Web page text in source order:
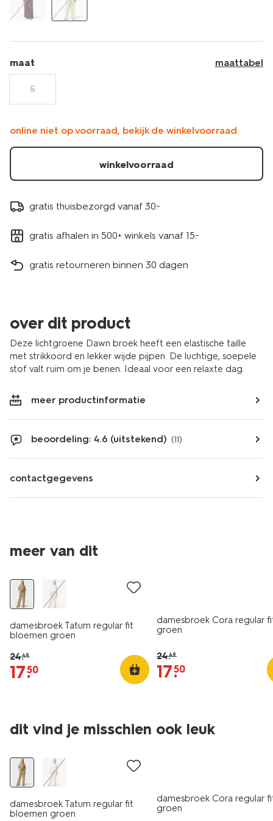
maat maattabel
S
online niet op voorraad, bekijk de winkelvoorraad
winkelvoorraad
gratis thuisbezorgd vanaf 30.-
gratis afhalen in 500+ winkels vanaf 15.-
gratis retourneren binnen 30 dagen
over dit product
Deze lichtgroene Dawn broek heeft een elastische taille
met strikkoord en lekker wijde pijpen. De luchtige, soepele
stof valt ruim om je benen. Ideaal voor een relaxte dag.
meer productinformatie
beoordeling: 4.6 (uitstekend) (11)
contactgegevens
meer van dit
sale
damesbroek Tatum regular fit
bloemen groen
24.49
17.
50
damesbroek Cora regular
groen
24.49
17.
50
dit vind je misschien ook leuk
sale
damesbroek Tatum regular fit
bloemen groen
sale
damesbroek Cora regular
groen